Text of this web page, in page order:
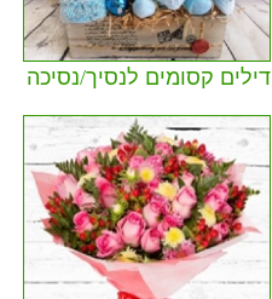
דילים קסומים לנסיך/נסיכה